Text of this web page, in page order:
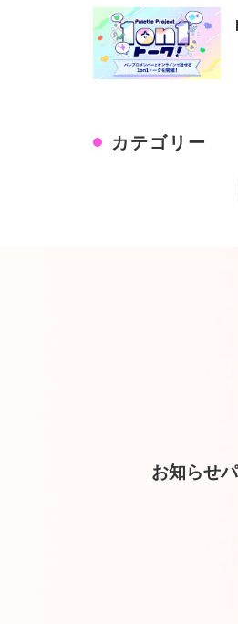
カテゴリー
お知らせ